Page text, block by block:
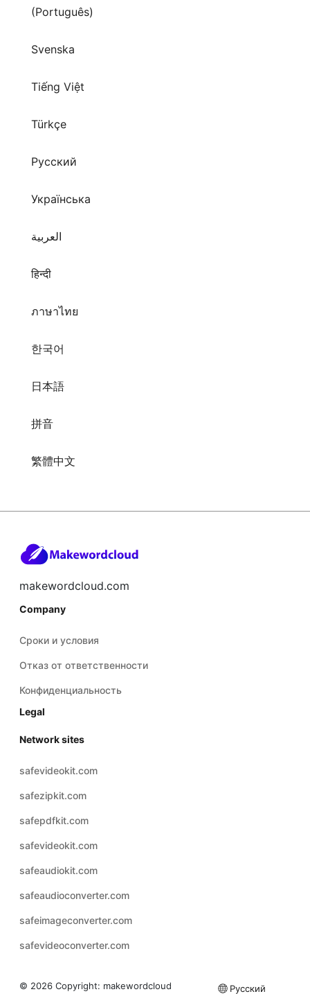
(Português)
Svenska
Tiếng Việt
Türkçe
Русский
Українська
العربية
हिन्दी
ภาษาไทย
한국어
日本語
拼音
繁體中文
makewordcloud.com
Company
Сроки и условия
Отказ от ответственности
Конфиденциальность
Legal
Network sites
safevideokit.com
safezipkit.com
safepdfkit.com
safevideokit.com
safeaudiokit.com
safeaudioconverter.com
safeimageconverter.com
safevideoconverter.com
© 2026 Copyright: makewordcloud Русский